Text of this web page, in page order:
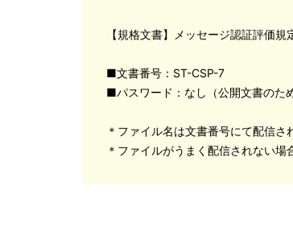
【規格文書】メッセージ認証評価規
■文書番号：ST-CSP-7
■パスワード：なし（公開文書のため
＊ファイル名は文書番号にて配信さ
＊ファイルがうまく配信されない場